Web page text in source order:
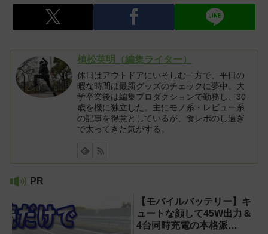
植松英明（編集ライター）
休日はアウトドアにいそしむ一方で、平日の
暇な時間は最新グッズのチェックに夢中。大
学卒業後は編集プロダクションで勤務し、30
歳を機に独立した。主にモノ系・レビュー系
の記事を得意としているが、食レポのし過ぎ
で太ってきた気がする。
PR
【モバイルバッテリー】キ
ュートな顔して45W出力＆
4台同時充電の本格派